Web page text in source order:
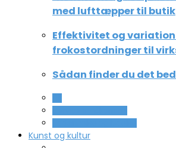
med lufttæpper til butik
Effektivitet og
frokostordninger til
Sådan finder du det
Kunst og kultur